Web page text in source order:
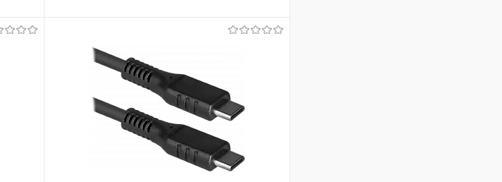
шт.
Купить в 1 клик
Сравнение
В избранное
В наличии- 88 шт.